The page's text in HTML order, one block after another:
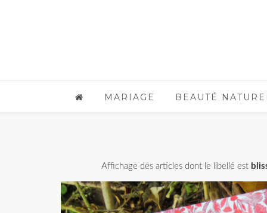
MARIAGE BEAUTÉ
Affichage des articles dont le libellé est